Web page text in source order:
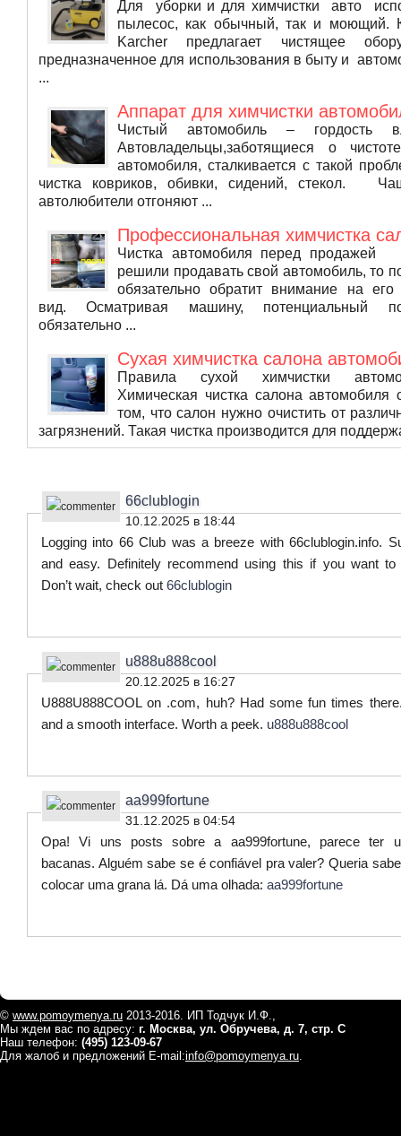
Для уборки и для химчистки авто
пылесос, как обычный, так и моющий.
Karcher предлагает чистящее
предназначенное для использования в быту и
...
Аппарат для химчистки
Чистый автомобиль – гордость
Автовладельцы,заботящиеся о
автомобиля, сталкивается с такой
чистка ковриков, обивки, сидений, стекол.
автолюбители отгоняют ...
Профессиональная химчистка
Чистка автомобиля перед
решили продавать свой автомобиль, то
обязательно обратит внимание на
вид. Осматривая машину, потенциальный
обязательно ...
Сухая химчистка салона
Правила сухой химчистки
Химическая чистка салона автомобиля
том, что салон нужно очистить от
загрязнений. Такая чистка производится для
66clublogin
10.12.2025 в 18:44
Logging into 66 Club was a breeze with 66clublogin.info.
and easy. Definitely recommend using this if you want to
Don’t wait, check out 66clublogin
u888u888cool
20.12.2025 в 16:27
U888U888COOL on .com, huh? Had some fun times
and a smooth interface. Worth a peek. u888u888cool
aa999fortune
31.12.2025 в 04:54
Opa! Vi uns posts sobre a aa999fortune, parece ter
bacanas. Alguém sabe se é confiável pra valer? Queria
colocar uma grana lá. Dá uma olhada: aa999fortune
© www.pomoymenya.ru 2013-2016. ИП Тодчук И.Ф.,
Мы ждем вас по адресу: г. Москва, ул. Обручева, д. 7, стр. С
Наш телефон: (495) 123-09-67
Для жалоб и предложений E-mail:info@pomoymenya.ru.